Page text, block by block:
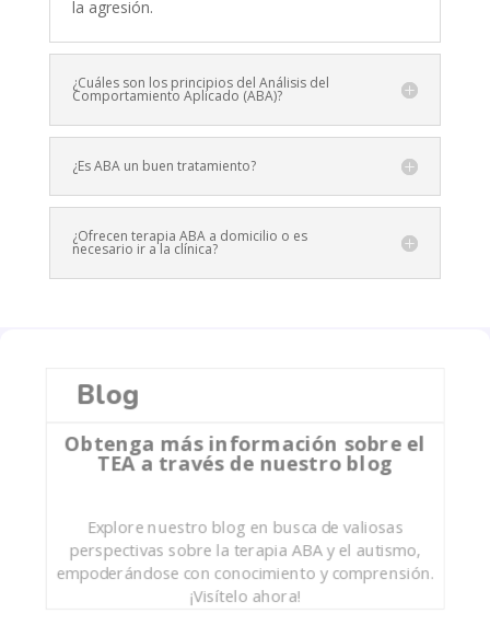
la agresión.
¿Cuáles son los principios del Análisis del
Comportamiento Aplicado (ABA)?
¿Es ABA un buen tratamiento?
¿Ofrecen terapia ABA a domicilio o es
necesario ir a la clínica?
Blog
Obtenga más información sobre el
TEA a través de nuestro blog
Explore nuestro blog en busca de valiosas
perspectivas sobre la terapia ABA y el autismo,
empoderándose con conocimiento y comprensión.
¡Visítelo ahora!